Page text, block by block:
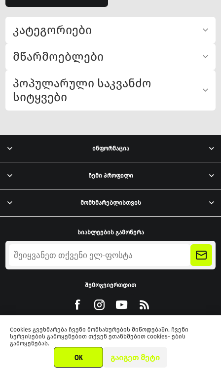
კატეგორიები
მწარმოებლები
პოპულარული საკვანძო
სიტყვები
ინფორმაცია
ჩემი პროფილი
მომხმარებლისთვის
სიახლეების გამოწერა
შემოგვიერთდით
Powered by
nopCommerce
2026 xmarket.ge. ყველა უფლება დაცულია
Cookies გვეხმარება ჩვენი მომსახურების მიწოდებაში. ჩვენი
სერვისების გამოყენებით თქვენ ეთანხმებით cookies- ების
გამოყენებას.
OK ᲒᲐᲘᲒᲔᲗ ᲛᲔᲢᲘ